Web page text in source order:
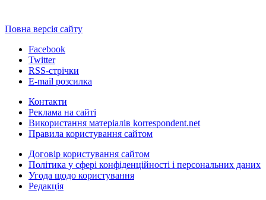
Повна версія сайту
Facebook
Twitter
RSS-стрічки
E-mail розсилка
Контакти
Реклама на сайті
Використання матеріалів korrespondent.net
Правила користування сайтом
Договір користування сайтом
Політика у сфері конфіденційності і персональних даних
Угода щодо користування
Редакція